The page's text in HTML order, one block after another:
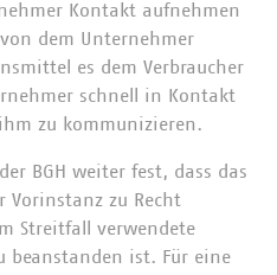
Kontakt aufnehmen
dem Unternehmer
es dem Verbraucher
schnell in Kontakt
zu kommunizieren.
BGH weiter fest, dass das
Vorinstanz zu Recht
Streitfall verwendete
beanstanden ist. Für eine